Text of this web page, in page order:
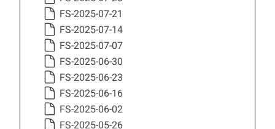
FS-2025-07-21
FS-2025-07-14
FS-2025-07-07
FS-2025-06-30
FS-2025-06-23
FS-2025-06-16
FS-2025-06-02
FS-2025-05-26